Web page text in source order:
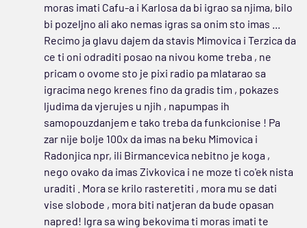
moras imati Cafu-a i Karlosa da bi igrao sa njima, bilo
bi pozeljno ali ako nemas igras sa onim sto imas ...
Recimo ja glavu dajem da stavis Mimovica i Terzica da
ce ti oni odraditi posao na nivou kome treba , ne
pricam o ovome sto je pixi radio pa mlatarao sa
igracima nego krenes fino da gradis tim , pokazes
ljudima da vjerujes u njih , napumpas ih
samopouzdanjem e tako treba da funkcionise ! Pa
zar nije bolje 100x da imas na beku Mimovica i
Radonjica npr, ili Birmancevica nebitno je koga ,
nego ovako da imas Zivkovica i ne moze ti co'ek nista
uraditi . Mora se krilo rasteretiti , mora mu se dati
vise slobode , mora biti natjeran da bude opasan
napred! Igra sa wing bekovima ti moras imati te